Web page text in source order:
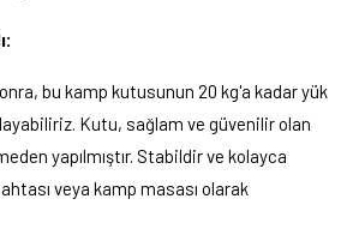
bu kamp kutusunun 20 kg'a kadar yük
Kutu, sağlam ve güvenilir olan
yapılmıştır. Stabildir ve kolayca
veya kamp masası olarak